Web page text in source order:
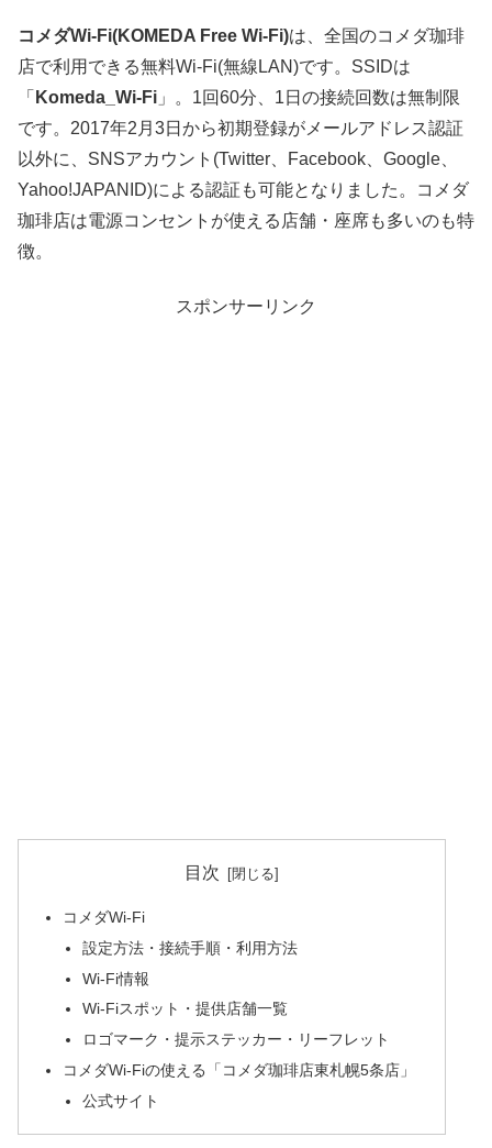
コメダWi-Fi(KOMEDA Free Wi-Fi)は、全国のコメダ珈琲
店で利用できる無料Wi-Fi(無線LAN)です。SSIDは
「 Komeda_Wi-Fi 」。1回60分、1日の接続回数は無制限
です。2017年2月3日から初期登録がメールアドレス認証
以外に、SNSアカウント(Twitter、Facebook、Google、
Yahoo!JAPANID)による認証も可能となりました。コメダ
珈琲店は電源コンセントが使える店舗・座席も多いのも特
徴。
スポンサーリンク
目次
コメダWi-Fi
設定方法・接続手順・利用方法
Wi-Fi情報
Wi-Fiスポット・提供店舗一覧
ロゴマーク・提示ステッカー・リーフレット
コメダWi-Fiの使える「コメダ珈琲店東札幌5条店」
公式サイト